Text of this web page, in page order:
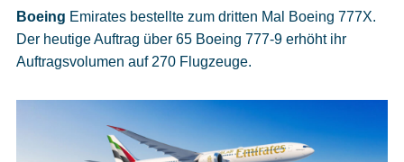
Datenschutzeinstellungen
Boeing Emirates bestellte zum dritten Mal Boeing 777X.
Der heutige Auftrag über 65 Boeing 777-9 erhöht ihr
Auftragsvolumen auf 270 Flugzeuge.